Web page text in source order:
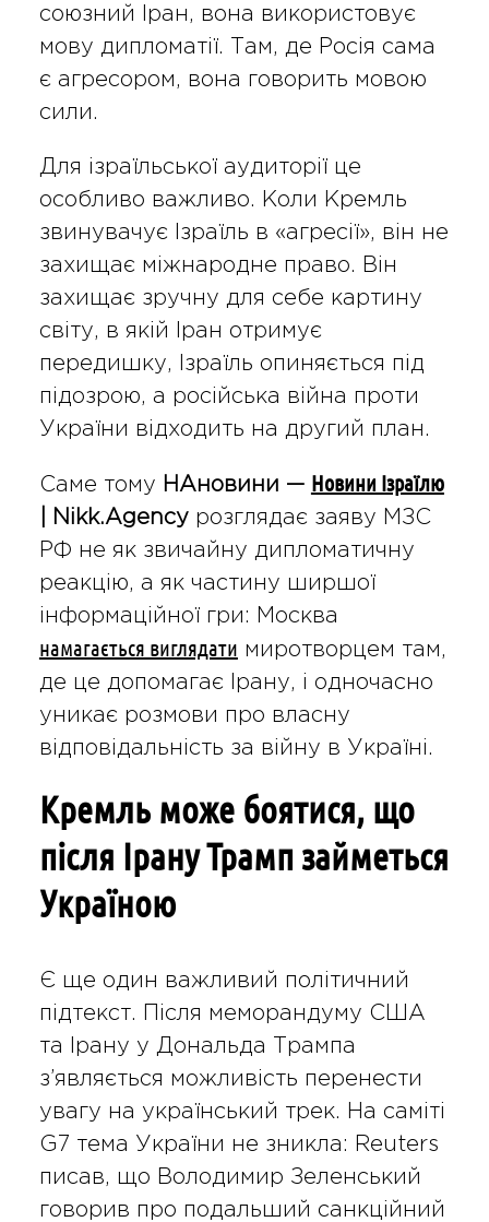
союзний Іран, вона використовує
мову дипломатії. Там, де Росія сама
є агресором, вона говорить мовою
сили.
Для ізраїльської аудиторії це
особливо важливо. Коли Кремль
звинувачує Ізраїль в «агресії», він не
захищає міжнародне право. Він
захищає зручну для себе картину
світу, в якій Іран отримує
передишку, Ізраїль опиняється під
підозрою, а російська війна проти
України відходить на другий план.
Саме тому НАновини — Новини Ізраїлю
| Nikk.Agencyрозглядає заяву МЗС
РФ не як звичайну дипломатичну
реакцію, а як частину ширшої
інформаційної гри: Москва
намагається виглядати миротворцем там,
де це допомагає Ірану, і одночасно
уникає розмови про власну
відповідальність за війну в Україні.
Кремль може боятися, що
після Ірану Трамп займеться
Україною
Є ще один важливий політичний
підтекст. Після меморандуму США
та Ірану у Дональда Трампа
з’являється можливість перенести
увагу на український трек. На саміті
G7 тема України не зникла: Reuters
писав, що Володимир Зеленський
говорив про подальший санкційний